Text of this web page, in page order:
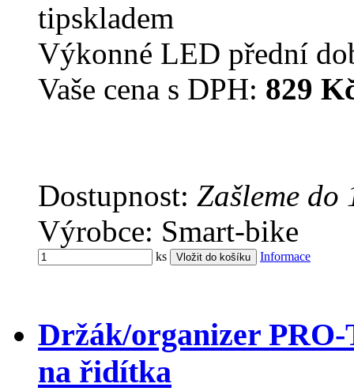
tipskladem
Výkonné LED přední
Vaše cena s DPH: 829
Dostupnost: Zašleme do
Výrobce: Smart-bike
ks Informace
Držák/organizer
na řidítka